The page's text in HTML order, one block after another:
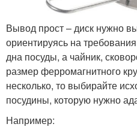
Вывод прост – диск нужно
ориентируясь на
дна посуды, а чайник,
размер ферромагнитного
несколько, то выбирайте
посудины, которую нужно
Например: